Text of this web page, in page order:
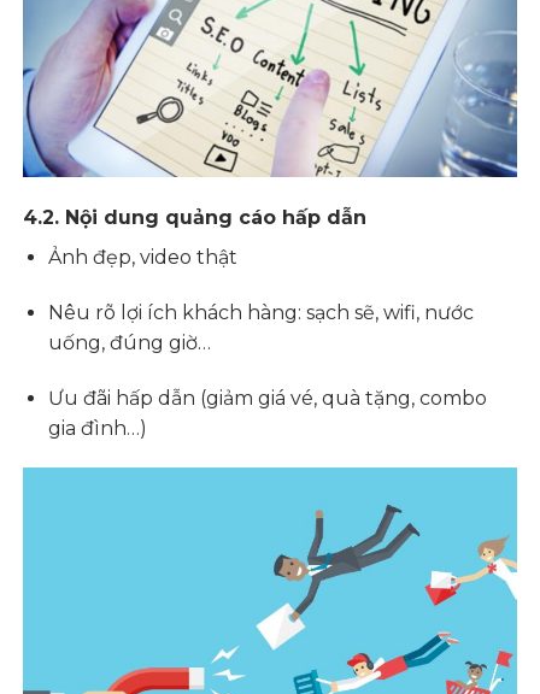
4.2. Nội dung quảng cáo hấp dẫn
Ảnh đẹp, video thật
Nêu rõ lợi ích khách hàng: sạch sẽ, wifi, nước
uống, đúng giờ…
Ưu đãi hấp dẫn (giảm giá vé, quà tặng, combo
gia đình…)